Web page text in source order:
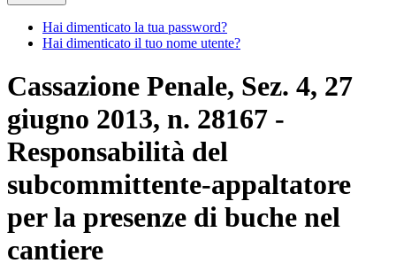
Hai dimenticato la tua password?
Hai dimenticato il tuo nome utente?
Cassazione Penale, Sez. 4, 27
giugno 2013, n. 28167 -
Responsabilità del
subcommittente-appaltatore
per la presenze di buche nel
cantiere